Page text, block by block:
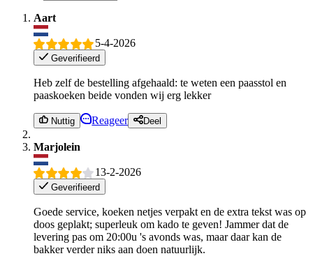
Aart
5-4-2026
Geverifieerd
Heb zelf de bestelling afgehaald: te weten een paasstol en
paaskoeken beide vonden wij erg lekker
Nuttig Reageer Deel
Marjolein
13-2-2026
Geverifieerd
Goede service, koeken netjes verpakt en de extra tekst was op
doos geplakt; superleuk om kado te geven! Jammer dat de
levering pas om 20:00u 's avonds was, maar daar kan de
bakker verder niks aan doen natuurlijk.